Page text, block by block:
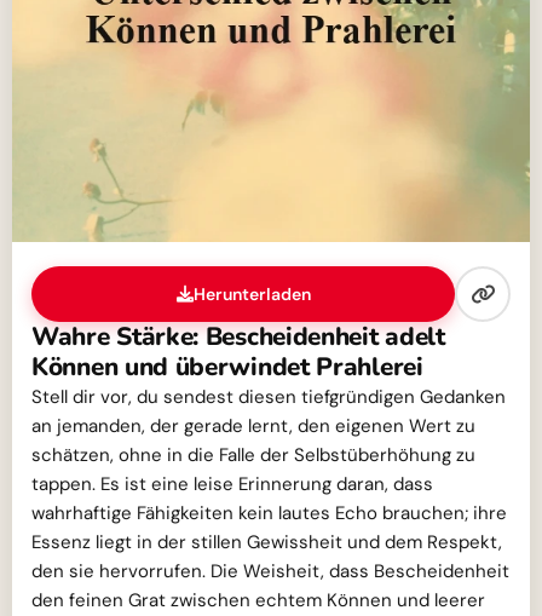
Herunterladen
Wahre Stärke: Bescheidenheit adelt
Können und überwindet Prahlerei
Stell dir vor, du sendest diesen tiefgründigen Gedanken
an jemanden, der gerade lernt, den eigenen Wert zu
schätzen, ohne in die Falle der Selbstüberhöhung zu
tappen. Es ist eine leise Erinnerung daran, dass
wahrhaftige Fähigkeiten kein lautes Echo brauchen; ihre
Essenz liegt in der stillen Gewissheit und dem Respekt,
den sie hervorrufen. Die Weisheit, dass Bescheidenheit
den feinen Grat zwischen echtem Können und leerer